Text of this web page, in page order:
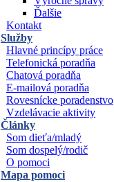
Ďalšie
Kontakt
Služby
Hlavné princípy práce
Telefonická poradňa
Chatová poradňa
E-mailová poradňa
Rovesnícke poradenstvo
Vzdelávacie aktivity
Články
Som dieťa/mladý
Som dospelý/rodič
O pomoci
Mapa pomoci